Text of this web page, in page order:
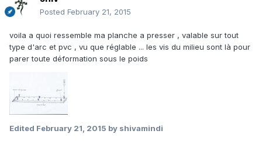
Posted February 21, 2015
voila a quoi ressemble ma planche a presser , valable sur tout
type d'arc et pvc , vu que réglable ... les vis du milieu sont là pour
parer toute déformation sous le poids
Edited February 21, 2015 by shivamindi